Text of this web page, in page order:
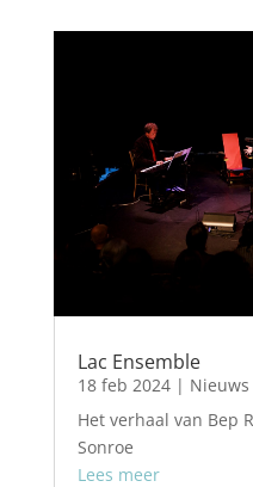
Lac Ensemble
18 feb 2024| Nieuws
Het verhaal van Bep
Sonroe
Lees meer